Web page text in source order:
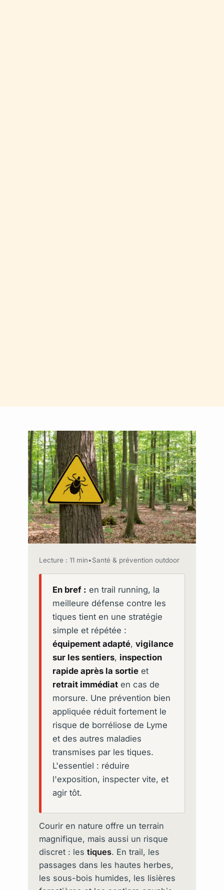
Lecture : 11 min•Santé & prévention outdoor
En bref : en trail running, la
meilleure défense contre les
tiques tient en une stratégie
simple et répétée :
équipement adapté, vigilance
sur les sentiers, inspection
rapide après la sortieet
retrait immédiaten cas de
morsure. Une prévention bien
appliquée réduit fortement le
risque de borréliose de Lyme
et des autres maladies
transmises par les tiques.
L'essentiel : réduire
l'exposition, inspecter vite, et
agir tôt.
Courir en nature offre un terrain
magnifique, mais aussi un risque
discret : les tiques. En trail, les
passages dans les hautes herbes,
les sous-bois humides, les lisières